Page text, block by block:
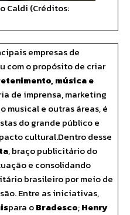
Caldi (Créditos:
empresas de
com o propósito de criar
música e
de imprensa, marketing
musical e outras áreas, é
do grande público e
cultural.Dentro desse
, braço publicitário do
e consolidando
brasileiro por meio de
Entre as iniciativas,
para oBradesco;Henry